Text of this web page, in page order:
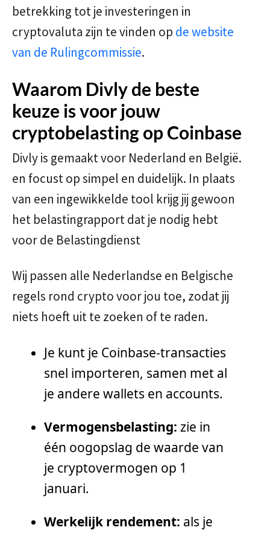
betrekking tot je investeringen in
cryptovaluta zijn te vinden op de website
van de Rulingcommissie.
Waarom Divly de beste
keuze is voor jouw
cryptobelasting op Coinbase
Divly is gemaakt voor Nederland en België.
en focust op simpel en duidelijk. In plaats
van een ingewikkelde tool krijg jij gewoon
het belastingrapport dat je nodig hebt
voor de Belastingdienst
Wij passen alle Nederlandse en Belgische
regels rond crypto voor jou toe, zodat jij
niets hoeft uit te zoeken of te raden.
Je kunt je Coinbase-transacties
snel importeren, samen met al
je andere wallets en accounts.
Vermogensbelasting: zie in
één oogopslag de waarde van
je cryptovermogen op 1
januari.
Werkelijk rendement: als je